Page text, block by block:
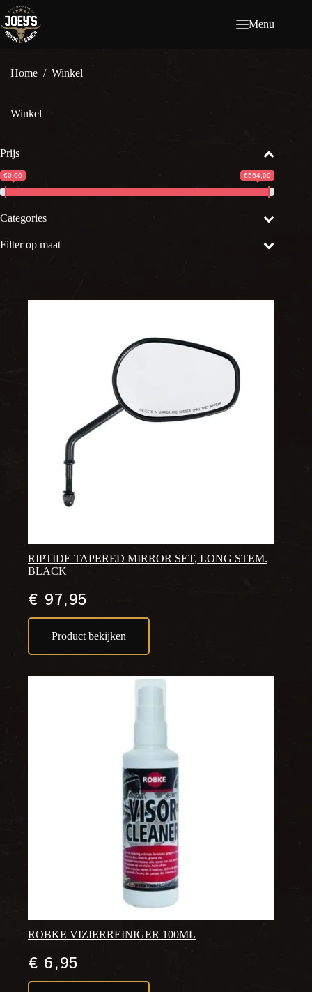
naar
de
inhoud
Menu
Home / Winkel
Winkel
RIPTIDE TAPERED MIRROR SET, LONG STEM.
BLACK
€97,95
Product bekijken
ROBKE VIZIERREINIGER 100ML
€6,95
Prijs
€0,00 €564,00
Categories
Filter op maat